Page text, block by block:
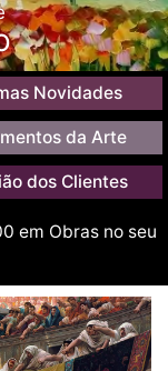
Novidades
da Arte
dos Clientes
em Obras no seu